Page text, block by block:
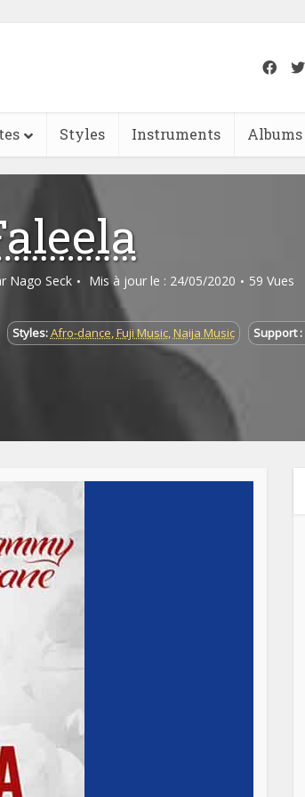
Styles Instruments Albums
Nago Seck Mis à jour le : 24/05/2020 59 Vues
Styles:Afro-dance,Fuji Music, Naija Music Support :